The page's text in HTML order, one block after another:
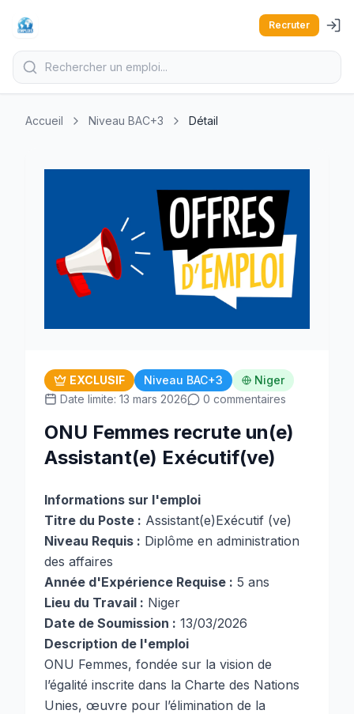
Recruter
Accueil Niveau BAC+3 Détail
EXCLUSIF Niveau BAC+3
Niger
Date limite: 13 mars 2026
0 commentaires
ONU Femmes recrute un(e)
Assistant(e) Exécutif(ve)
Informations sur l'emploi
Titre du Poste : Assistant(e)Exécutif (ve)
Niveau Requis : Diplôme en administration
des affaires
Année d'Expérience Requise : 5 ans
Lieu du Travail : Niger
Date de Soumission : 13/03/2026
Description de l'emploi
ONU Femmes, fondée sur la vision de
l’égalité inscrite dans la Charte des Nations
Unies, œuvre pour l’élimination de la